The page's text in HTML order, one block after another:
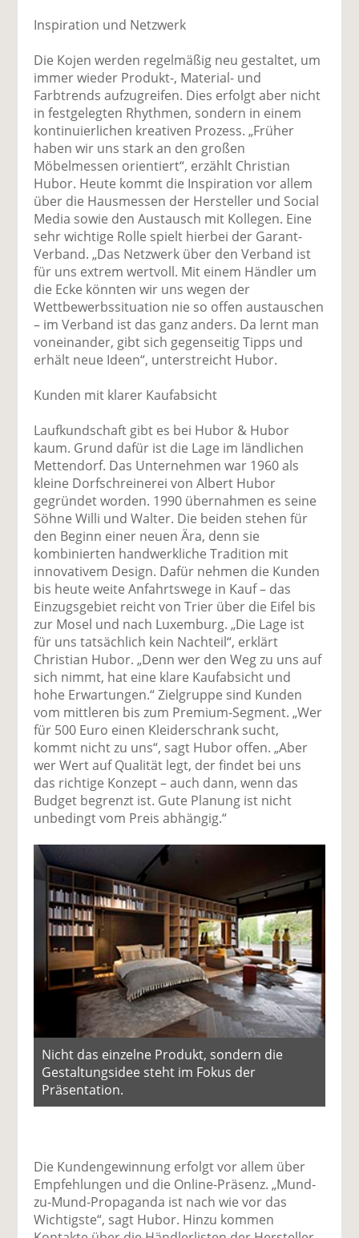
Inspiration und Netzwerk
Die Kojen werden regelmäßig neu gestaltet, um
immer wieder Produkt-, Material- und
Farbtrends aufzugreifen. Dies erfolgt aber nicht
in festgelegten Rhythmen, sondern in einem
kontinuierlichen kreativen Prozess. „Früher
haben wir uns stark an den großen
Möbelmessen orientiert“, erzählt Christian
Hubor. Heute kommt die Inspiration vor allem
über die Hausmessen der Hersteller und Social
Media sowie den Austausch mit Kollegen. Eine
sehr wichtige Rolle spielt hierbei der Garant-
Verband. „Das Netzwerk über den Verband ist
für uns extrem wertvoll. Mit einem Händler um
die Ecke könnten wir uns wegen der
Wettbewerbssituation nie so offen austauschen
– im Verband ist das ganz anders. Da lernt man
voneinander, gibt sich gegenseitig Tipps und
erhält neue Ideen“, unterstreicht Hubor.
Kunden mit klarer Kaufabsicht
Laufkundschaft gibt es bei Hubor & Hubor
kaum. Grund dafür ist die Lage im ländlichen
Mettendorf. Das Unternehmen war 1960 als
kleine Dorfschreinerei von Albert Hubor
gegründet worden. 1990 übernahmen es seine
Söhne Willi und Walter. Die beiden stehen für
den Beginn einer neuen Ära, denn sie
kombinierten handwerkliche Tradition mit
innovativem Design. Dafür nehmen die Kunden
bis heute weite Anfahrtswege in Kauf – das
Einzugsgebiet reicht von Trier über die Eifel bis
zur Mosel und nach Luxemburg. „Die Lage ist
für uns tatsächlich kein Nachteil“, erklärt
Christian Hubor. „Denn wer den Weg zu uns auf
sich nimmt, hat eine klare Kaufabsicht und
hohe Erwartungen.“ Zielgruppe sind Kunden
vom mittleren bis zum Premium-Segment. „Wer
für 500 Euro einen Kleiderschrank sucht,
kommt nicht zu uns“, sagt Hubor offen. „Aber
wer Wert auf Qualität legt, der findet bei uns
das richtige Konzept – auch dann, wenn das
Budget begrenzt ist. Gute Planung ist nicht
unbedingt vom Preis abhängig.“
Nicht das einzelne Produkt, sondern die
Gestaltungsidee steht im Fokus der
Präsentation.
Die Kundengewinnung erfolgt vor allem über
Empfehlungen und die Online-Präsenz. „Mund-
zu-Mund-Propaganda ist nach wie vor das
Wichtigste“, sagt Hubor. Hinzu kommen